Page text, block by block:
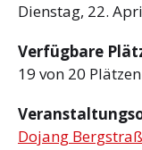
Dienstag, 22.
Verfügbare
19 von 20
Dojang